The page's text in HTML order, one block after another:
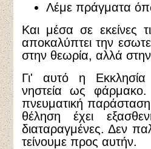
Λέμε πράγματα
Και μέσα σε εκείνες
αποκαλύπτει την
στην θεωρία, αλλά
Γι' αυτό η Εκκλησία
νηστεία ως
πνευματική
θέληση έχει
διαταραγμένες. Δεν
τείνουμε προς αυτήν.